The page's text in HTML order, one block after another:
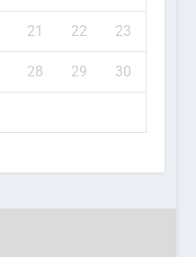
21 22 23
28 29 30